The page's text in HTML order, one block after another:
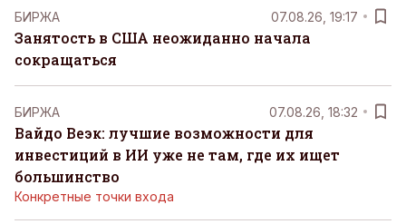
БИРЖА 07.08.26, 19:17
Занятость в США неожиданно начала
сокращаться
БИРЖА 07.08.26, 18:32
Вайдо Веэк: лучшие возможности для
инвестиций в ИИ уже не там, где их ищет
большинство
Конкретные точки входа